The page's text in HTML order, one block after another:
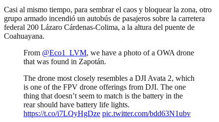
Casi al mismo tiempo, para sembrar el caos y bloquear la zona, otro
grupo armado incendió un autobús de pasajeros sobre la carretera
federal 200 Lázaro Cárdenas-Colima, a la altura del puente de
Coahuayana.
From @Eco1_LVM, we have a photo of a OWA drone
that was found in Zapotán.
The drone most closely resembles a DJI Avata 2, which
is one of the FPV drone offerings from DJI. The one
thing that doesn’t seem to match is the battery in the
rear should have battery life lights.
https://t.co/i7LQyHgDze pic.twitter.com/bdd63N1ubv